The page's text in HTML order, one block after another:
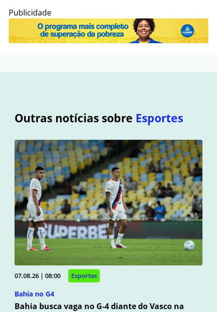
Publicidade
Outras notícias sobre Esportes
07.08.26 | 08:00 Esportes
Bahia no G4
Bahia busca vaga no G-4 diante do Vasco na